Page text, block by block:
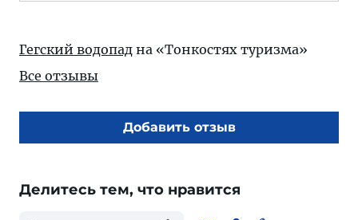
Гегский водопад на «Тонкостях туризма»
Все отзывы
Добавить отзыв
Делитесь тем, что нравится